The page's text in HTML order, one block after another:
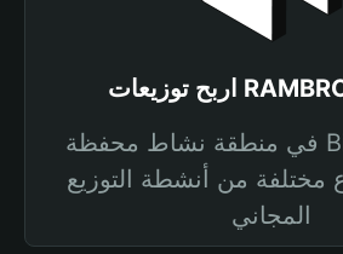
في منطقة نشاط محفظة Bitget Wallet،
مختلفة من أنشطة التوزيع
المجاني